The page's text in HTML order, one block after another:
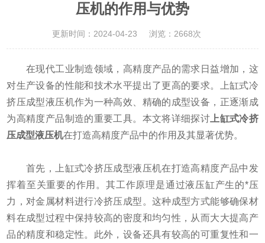
压机的作用与优势
更新时间：2024-04-23 浏览：2668次
在现代工业制造领域，高精度产品的需求日益增加，这
对生产设备的性能和技术水平提出了更高的要求。上缸式冷
挤压成型液压机作为一种高效、精确的成型设备，正逐渐成
为高精度产品制造的重要工具。本文将详细探讨上缸式冷挤
压成型液压机在打造高精度产品中的作用及其显著优势。
首先，上缸式冷挤压成型液压机在打造高精度产品中发
挥着至关重要的作用。其工作原理是通过液压缸产生的*压
力，对金属材料进行冷挤压成型。这种成型方式能够确保材
料在成型过程中保持较高的密度和均匀性，从而大大提高产
品的精度和稳定性。此外，设备还具有较高的可重复性和一